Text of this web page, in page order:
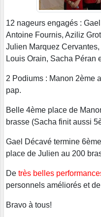
12 nageurs engagés :
Antoine Fournis, Aziliz
Julien Marquez
Louis Orain, Sacha Péran
2 Podiums : Manon 2ème
pap.
Belle 4ème place de
brasse (Sacha finit aussi
Gael Décavé termine
place de Julien au 200
De très belles
personnels améliorés et
Bravo à tous!